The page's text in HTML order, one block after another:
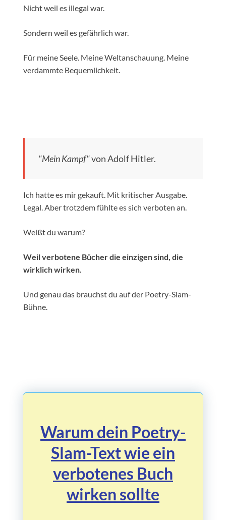
Nicht weil es illegal war.
Sondern weil es gefährlich war.
Für meine Seele. Meine Weltanschauung. Meine
verdammte Bequemlichkeit.
"Mein Kampf"von Adolf Hitler.
Ich hatte es mir gekauft. Mit kritischer Ausgabe.
Legal. Aber trotzdem fühlte es sich verboten an.
Weißt du warum?
Weil verbotene Bücher die einzigen sind, die
wirklich wirken.
Und genau das brauchst du auf der Poetry-Slam-
Bühne.
Warum dein Poetry-
Slam-Text wie ein
verbotenes Buch
wirken sollte